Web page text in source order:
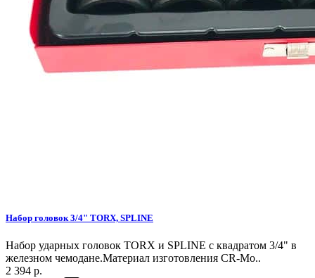
Набор головок 3/4" TORX, SPLINE
Набор ударных головок TORX и SPLINE с квадратом 3/4" в
железном чемодане.Материал изготовления CR-Mo..
2 394 р.